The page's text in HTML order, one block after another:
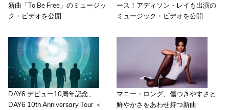
新曲「To Be Free」のミュージッ
ク・ビデオを公開
ース！アディソン・レイも出演の
ミュージック・ビデオを公開
DAY6 デビュー10周年記念、
DAY6 10th Anniversary Tour ＜
マニー・ロング、傷つきやすさと
鮮やかさをあわせ持つ新曲